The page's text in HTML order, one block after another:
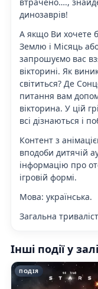
динозаврів!
А якщо Ви хочете
Землю і Місяць
запрошуємо вас
вікторині. Як
світиться? Де
питання вам
вікторина. У цій
всі дізнаються і
Контент з
вподоби дитячій
інформацію про
ігровій формі.
Мова: українська.
Загальна
Інші події у залі
ПОДІЯ